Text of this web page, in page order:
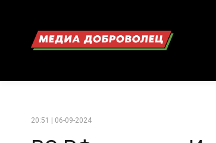
20:51 | 06-09-2024